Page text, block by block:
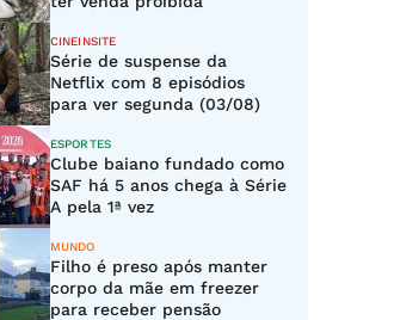
CINEINSITE
Série de suspense da
Netflix com 8 episódios
para ver segunda (03/08)
ESPORTES
Clube baiano fundado como
SAF há 5 anos chega à Série
A pela 1ª vez
MUNDO
Filho é preso após manter
corpo da mãe em freezer
para receber pensão